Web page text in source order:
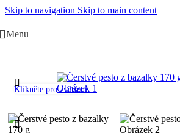
Skip to navigation Skip to main content
Menu
Klikněte pro zvětšení